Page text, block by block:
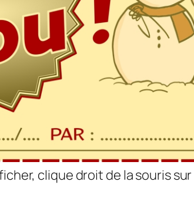
clique droit de la souris